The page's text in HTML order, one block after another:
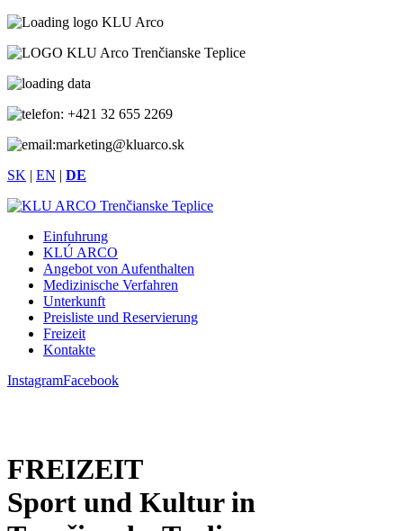
+421 32 655 2269
marketing@kluarco.sk
SK | EN | DE
Einfuhrung
KLÚ ARCO
Angebot von Aufenthalten
Medizinische Verfahren
Unterkunft
Preisliste und Reservierung
Freizeit
Kontakte
InstagramFacebook
FREIZEIT
Sport und Kultur in